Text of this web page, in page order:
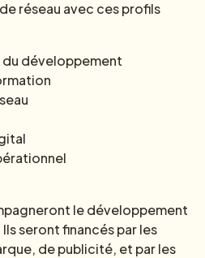
réseau avec ces profils
du développement
le développement
seront financés par les
de publicité, et par les